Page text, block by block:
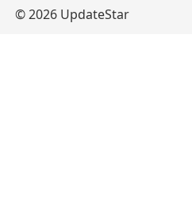
© 2026 UpdateStar